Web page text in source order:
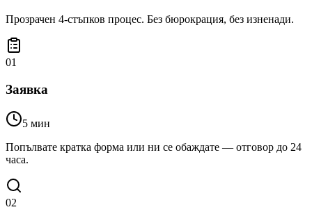
Прозрачен 4-стъпков процес. Без бюрокрация, без изненади.
01
Заявка
5 мин
Попълвате кратка форма или ни се обаждате — отговор до 24
часа.
02